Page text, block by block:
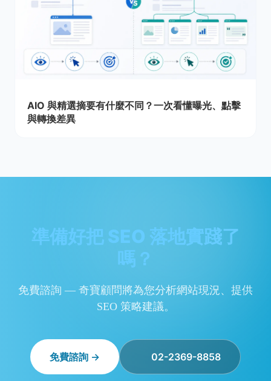
AIO 與精選摘要有什麼不同？一次看懂曝光、點擊
與轉換差異
準備好把 SEO 落地實踐了
嗎？
免費諮詢 — 奇寶顧問將為您分析網站現況、提供
SEO 策略建議。
免費諮詢 → 02-2369-8858